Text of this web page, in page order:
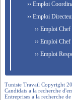
›› Emploi
›› Emploi
›› Emploi
›› Emploi Chef
›› Emploi
Tunisie Travail Copyright
Candidats a la recherche
Entreprises a la recherche